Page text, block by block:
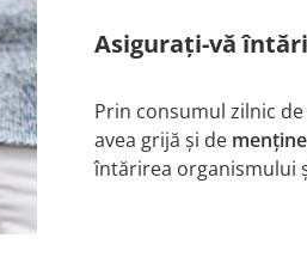
Asigurați-vă
Prin consumul zilnic
avea grijă și de
întărirea organismului